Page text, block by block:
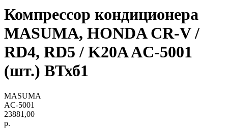
Компрессор кондиционера
MASUMA, HONDA CR-V /
RD4, RD5 / K20A AC-5001
(шт.) ВТхб1
MASUMA
AC-5001
23881,00
р.